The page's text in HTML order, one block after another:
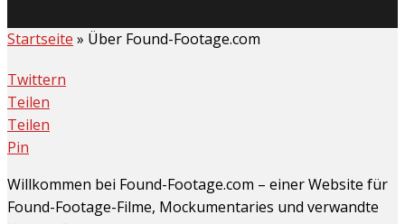
Startseite » Über Found-Footage.com
Twittern
Teilen
Teilen
Pin
Willkommen bei Found-Footage.com – einer Website für
Found-Footage-Filme, Mockumentaries und verwandte